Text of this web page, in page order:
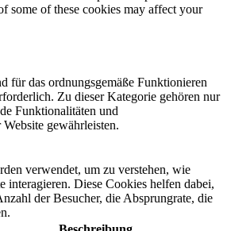
some of these cookies may affect your
für das ordnungsgemäße Funktionieren
Zu dieser Kategorie gehören nur
Funktionalitäten und
gewährleisten.
verwendet, um zu verstehen, wie
interagieren. Diese Cookies helfen dabei,
der Besucher, die Absprungrate, die